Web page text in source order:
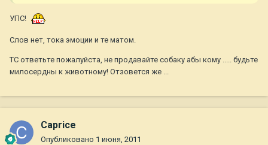
УПС!
Слов нет, тока эмоции и те матом.
ТС ответьте пожалуйста, не продавайте собаку абы кому ..... будьте
милосердны к животному! Отзовется же ...
Caprice
Опубликовано 1 июня, 2011